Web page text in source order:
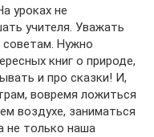
уроках не
учителя. Уважать
советам. Нужно
книг о природе,
и про сказки! И,
вовремя ложиться
воздухе, заниматься
не только наша